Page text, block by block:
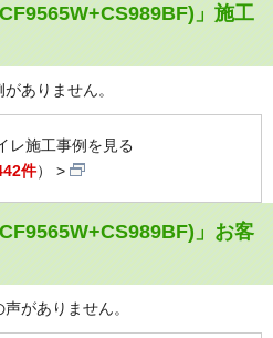
」施工
ありません。
レ施工事例を見る
件）
」お客
がありません。